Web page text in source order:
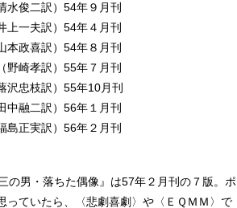
俊二訳）54年９月刊
夫訳）54年４月刊
）54年８月刊
孝訳）55年７月刊
枝訳）55年10月刊
二訳）56年１月刊
実訳）56年２月刊
男・落ちた偶像』は57年２月刊の７版。ポ
ていたら、〈悲劇喜劇〉や〈ＥＱＭＭ〉で